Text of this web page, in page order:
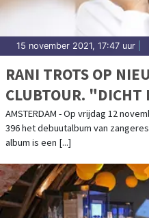
15 november 2021, 17:47 uur
RANI TROTS OP
CLUBTOUR. "DICHT
GEBLEVEN IN EEN
AMSTERDAM - Op vrijdag 12
396 het debuutalbum van
album is een [...]